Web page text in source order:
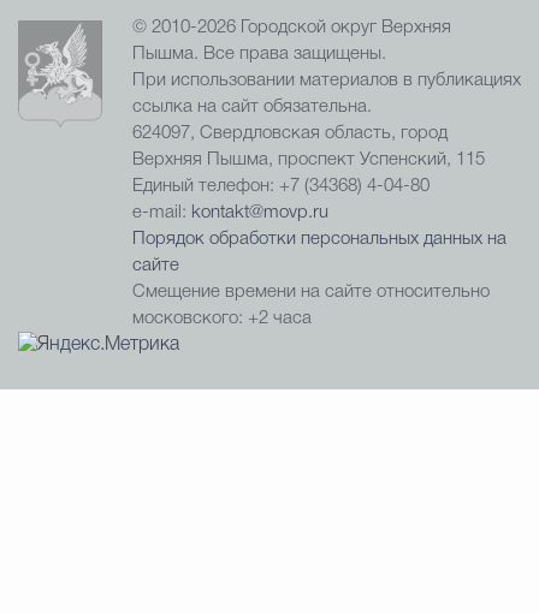
© 2010-2026 Городской округ Верхняя
Пышма. Все права защищены.
При использовании материалов в публикациях
ссылка на сайт обязательна.
624097, Свердловская область, город
Верхняя Пышма, проспект Успенский, 115
Единый телефон: +7 (34368) 4-04-80
e-mail: kontakt@movp.ru
Порядок обработки персональных данных на
сайте
Смещение времени на сайте относительно
московского: +2 часа